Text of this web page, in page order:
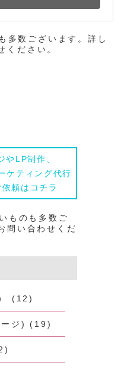
多数ございます。詳し
ください。
やLP制作、
ケティング代行
頼はコチラ
ものも多数ご
問い合わせくだ
(12)
ージ) (19)